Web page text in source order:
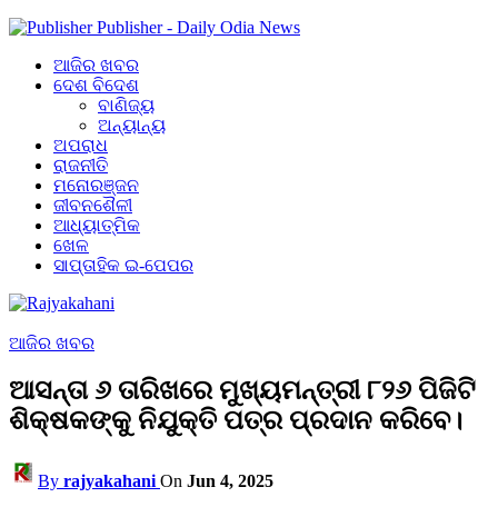
Publisher - Daily Odia News
ଆଜିର ଖବର
ଦେଶ ବିଦେଶ
ବାଣିଜ୍ୟ
ଅନ୍ୟାନ୍ୟ
ଅପରାଧ
ରାଜନୀତି
ମନୋରଞ୍ଜନ
ଜୀବନଶୈଳୀ
ଆଧ୍ୟାତ୍ମିକ
ଖେଳ
ସାପ୍ତାହିକ ଇ-ପେପର
ଆଜିର ଖବର
ଆସନ୍ତା ୬ ତାରିଖରେ ମୁଖ୍ୟମନ୍ତ୍ରୀ ୮୨୬ ପିଜିଟି
ଶିକ୍ଷକଙ୍କୁ ନିଯୁକ୍ତି ପତ୍ର ପ୍ରଦାନ କରିବେ।
By rajyakahani On Jun 4, 2025